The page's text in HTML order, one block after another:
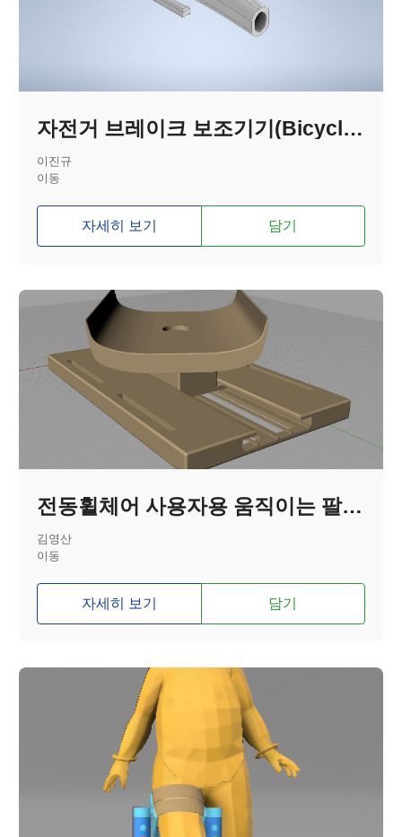
자전거 브레이크 보조기기(Bicycle Brake Assistive Device)
이진규
이동
자세히 보기 담기
전동휠체어 사용자용 움직이는 팔지지대
김영산
이동
자세히 보기 담기